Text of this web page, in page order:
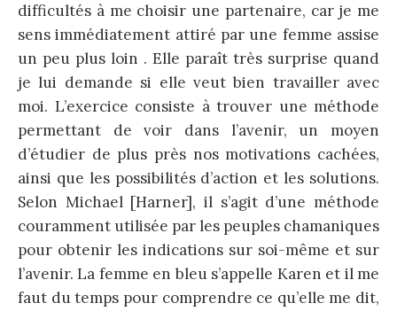
difficultés à me choisir une partenaire, car je me
sens immédiatement attiré par une femme assise
un peu plus loin . Elle paraît très surprise quand
je lui demande si elle veut bien travailler avec
moi. L’exercice consiste à trouver une méthode
permettant de voir dans l’avenir, un moyen
d’étudier de plus près nos motivations cachées,
ainsi que les possibilités d’action et les solutions.
Selon Michael [Harner], il s’agit d’une méthode
couramment utilisée par les peuples chamaniques
pour obtenir les indications sur soi-même et sur
l’avenir. La femme en bleu s’appelle Karen et il me
faut du temps pour comprendre ce qu’elle me dit,